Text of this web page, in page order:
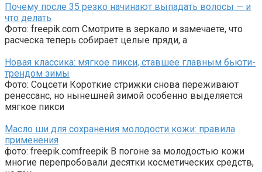
Почему после 35 резко начинают выпадать волосы — и
что делать
Фото: freepik.com Смотрите в зеркало и замечаете, что
расческа теперь собирает целые пряди, а
Новая классика: мягкое пикси, ставшее главным бьюти-
трендом зимы
Фото: Соцсети Короткие стрижки снова переживают
ренессанс, но нынешней зимой особенно выделяется
мягкое пикси
Масло ши для сохранения молодости кожи: правила
применения
фото: freepik.comfreepik В погоне за молодостью кожи
многие перепробовали десятки косметических средств,